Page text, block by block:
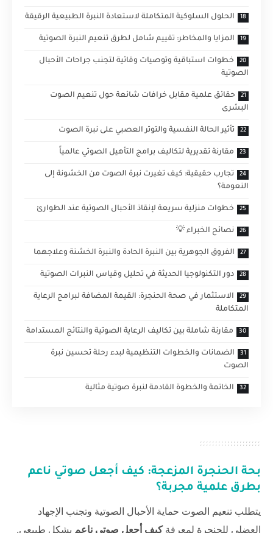
الحلول السلوكية المتكاملة لاستعادة النبرة الطبيعية الرقيقة
المزايا والمخاطر: تقييم شامل لطرق تنعيم النبرة الصوتية
خطوات استباقية وتوصيات وقائية لتجنب جراحات الأحبال
الصوتية
حقائق علمية مقابل خرافات شائعة حول تنعيم الصوت
البشرى
تأثير الحالة النفسية والتوتر العصبي على نبرة الصوت
مقارنة تقديرية لتكاليف برامج التأهيل الصوتي عالمياً
تجارب حقيقية: كيف تغيرت نبرة الصوت من الخشونة إلى
النعومة؟
خطوات منزلية سريعة لإنقاذ الأحبال الصوتية عند الطوارئ
نصائح الخبراء 💡
الفروق الجوهرية بين النبرة الحادة والنبرة الخشنة وعلاجهما
دور التكنولوجيا الحديثة في تحليل وقياس النبرات الصوتية
الاستثمار في صحة الحنجرة: القيمة المضافة لبرامج الرعاية
المتكاملة
مقارنة شاملة بين تكاليف الرعاية الصوتية والنتائج المستدامة
الضمانات والخطوات التنظيمية لبدء رحلة تحسين نبرة
الصوت
الخاتمة والخطوة القادمة لنبرة صوتية مثالية
بحة الحنجرة المزعجة: كيف أجعل صوتي ناعم
بطرق علمية مجربة؟
يتطلب تنعيم الصوت حماية الأحبال الصوتية وتجنب الإجهاد
العضلي للحنجرة لمعرفةكيف أجعل صوتي ناعم بشكل طبيعي.